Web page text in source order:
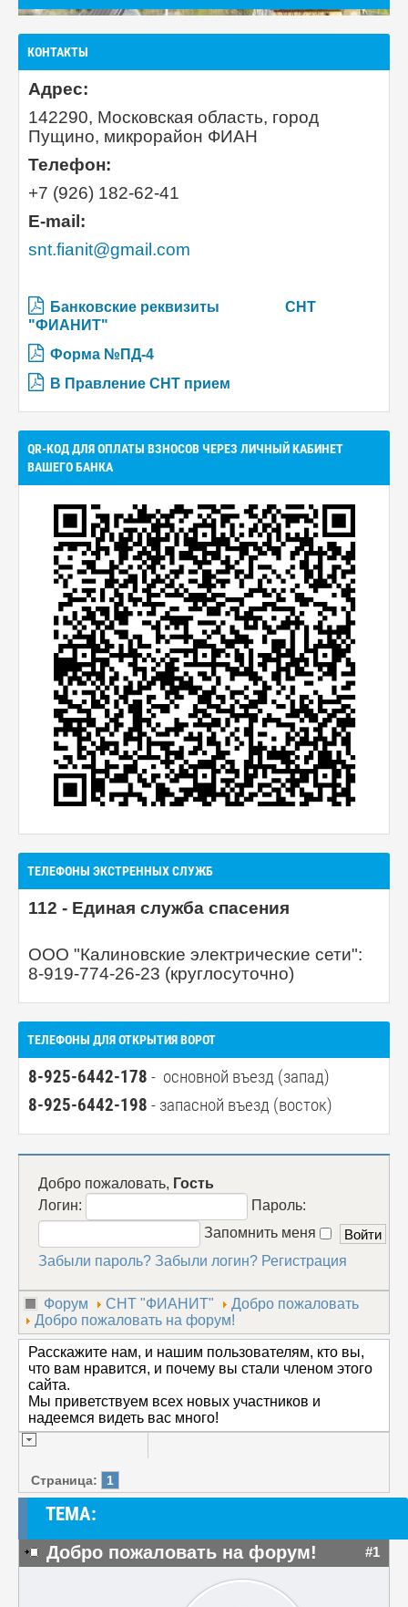
КОНТАКТЫ
Адрес:
142290, Московская область, город
Пущино, микрорайон ФИАН
Телефон:
+7 (926) 182-62-41
E-mail:
snt.fianit@gmail.com
Банковские реквизиты
СНТ
"ФИАНИТ"
Форма №ПД-4
В Правление СНТ прием
QR-КОД ДЛЯ ОПЛАТЫ ВЗНОСОВ ЧЕРЕЗ ЛИЧНЫЙ КАБИНЕТ
ВАШЕГО БАНКА
ТЕЛЕФОНЫ ЭКСТРЕННЫХ СЛУЖБ
112 - Единая служба спасения
ООО "Калиновские электрические сети":
8-919-774-26-23 (круглосуточно)
ТЕЛЕФОНЫ ДЛЯ ОТКРЫТИЯ ВОРОТ
8-925-6442-178 - основной въезд (запад)
8-925-6442-198 - запасной въезд (восток)
Добро пожаловать, Гость
Логин:
Пароль:
Запомнить меня
Забыли пароль? Забыли логин? Регистрация
Форум СНТ "ФИАНИТ"
Добро пожаловать
Добро пожаловать на форум!
Расскажите нам, и нашим пользователям, кто вы,
что вам нравится, и почему вы стали членом этого
сайта.
Мы приветствуем всех новых участников и
надеемся видеть вас много!
Страница: 1
ТЕМА:
Добро пожаловать на форум! #1